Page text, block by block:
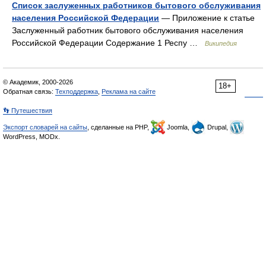
Список заслуженных работников бытового обслуживания
населения Российской Федерации — Приложение к статье
Заслуженный работник бытового обслуживания населения
Российской Федерации Содержание 1 Респу …
Википедия
18+
© Академик, 2000-2026
Обратная связь: Техподдержка Реклама на сайте
👣 Путешествия
Экспорт словарей на сайты , сделанные на PHP, Joomla,
Drupal,
WordPress, MODx.